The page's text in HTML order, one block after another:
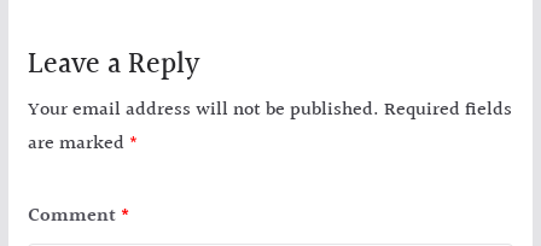
Leave a Reply
Your email address will not be published. Required fields
are marked *
Comment *